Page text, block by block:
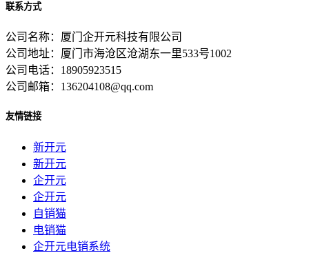
联系方式
公司名称：厦门企开元科技有限公司
公司地址：厦门市海沧区沧湖东一里533号1002
公司电话：18905923515
公司邮箱：136204108@qq.com
友情链接
新开元
新开元
企开元
企开元
自销猫
电销猫
企开元电销系统